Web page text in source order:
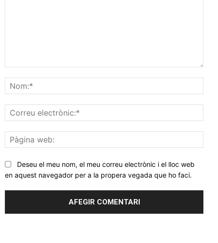
web:
Deseu el meu nom, el meu correu electrònic i el lloc web
en aquest navegador per a la propera vegada que ho faci.